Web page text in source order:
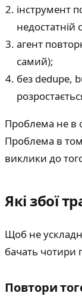
інструмент
недостатній
агент
самий);
без dedupe,
Проблема не в
Проблема в
виклики до
Які збої
Щоб не
бачать чотири
Повтори